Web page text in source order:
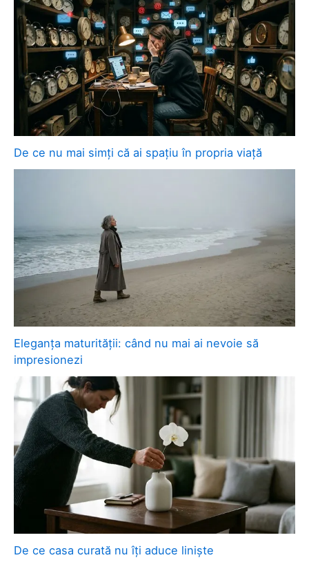
De ce nu mai simți că ai spațiu în propria viață
Eleganța maturității: când nu mai ai nevoie să
impresionezi
De ce casa curată nu îți aduce liniște